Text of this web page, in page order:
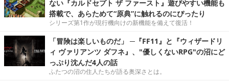
ない『カルドセプト ザ ファースト』遊びやすい機能も
搭載で、あらためて“原典”に触れるのにぴったり
シリーズ第1作が現行機向けの新機能を備えて復活！
「冒険は楽しいものだ」 ─『FF11』と『ウィザードリ
ィ ヴァリアンツ ダフネ』、"優しくないRPG"の沼にど
っぷり沈んだ4人の話
ふたつの沼の住人たちが語る奥深さとは。